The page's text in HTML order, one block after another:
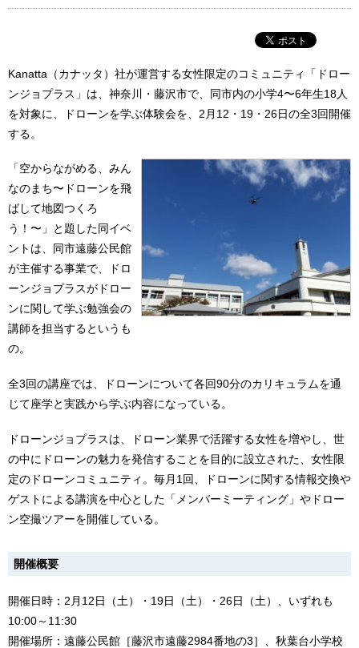
Kanatta（カナッタ）社が運営する女性限定のコミュニティ「ドロー
ンジョプラス」は、神奈川・藤沢市で、同市内の小学4〜6年生18人
を対象に、ドローンを学ぶ体験会を、2月12・19・26日の全3回開催
する。
「空からながめる、みん
なのまち〜ドローンを飛
ばして地図つくろ
う！〜」と題した同イベ
ントは、同市遠藤公民館
が主催する事業で、ドロ
ーンジョプラスがドロー
ンに関して学ぶ勉強会の
講師を担当するというも
の。
全3回の講座では、ドローンについて各回90分のカリキュラムを通
じて座学と実践から学ぶ内容になっている。
ドローンジョプラスは、ドローン業界で活躍する女性を増やし、世
の中にドローンの魅力を発信することを目的に設立された、女性限
定のドローンコミュニティ。毎月1回、ドローンに関する情報交換や
ゲストによる講演を中心とした「メンバーミーティング」やドロー
ン空撮ツアーを開催している。
開催概要
開催日時：2月12日（土）・19日（土）・26日（土）、いずれも
10:00～11:30
開催場所：遠藤公民館［藤沢市遠藤2984番地の3］、秋葉台小学校